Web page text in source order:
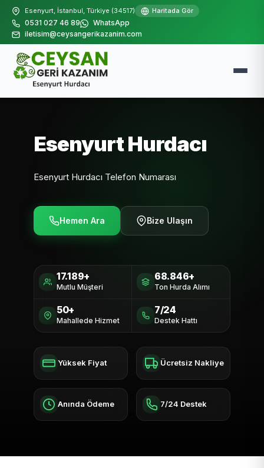
Esenyurt, İstanbul, Türkiye (34517) Haritada Gör
0531 027 46 89
WhatsApp
iletisim@ceysangerikazanim.com
Esenyurt Hurdacı
Esenyurt Hurdacı Telefon Numarası
Hemen Ara Bize Ulaşın
17.189+
Mutlu Müşteri
68.846+
Ton Hurda Alımı
50+
Mahallede Hizmet
7/24
Destek Hattı
Yüksek Fiyat Ücretsiz Nakliye
Anında Ödeme 7/24 Destek